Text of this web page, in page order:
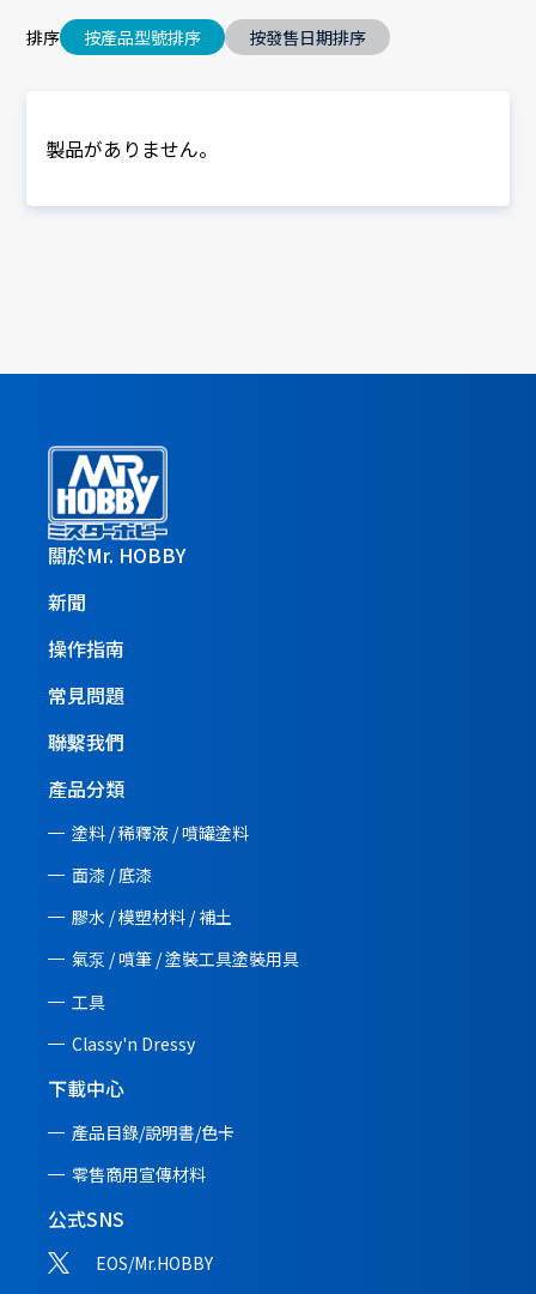
排序 按產品型號排序 按發售日期排序
製品がありません。
關於Mr. HOBBY
新聞
操作指南
常見問題
聯繫我們
產品分類
塗料 / 稀釋液 / 噴罐塗料
面漆 / 底漆
膠水 / 模塑材料 / 補土
氣泵 / 噴筆 / 塗裝工具塗裝用具
工具
Classy'n Dressy
下載中心
產品目錄/說明書/色卡
零售商用宣傳材料
公式SNS
EOS/Mr.HOBBY